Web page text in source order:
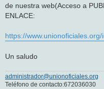
de nuestra web(Acceso a
ENLACE:
https://
Un saludo
administrador@unionoficiales.org
Teléfono de contacto:672036030